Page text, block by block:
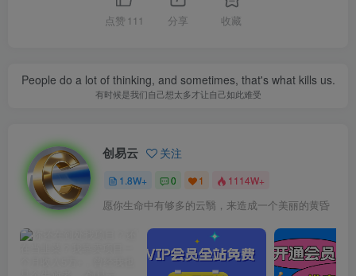
点赞 111 分享 收藏
People do a lot of thinking, and sometimes, that's what kills us.
有时候是我们自己想太多才让自己如此难受
创易云 关注
1.8W+ 0 1 1114W+
愿你生命中有够多的云翳，来造成一个美丽的黄昏